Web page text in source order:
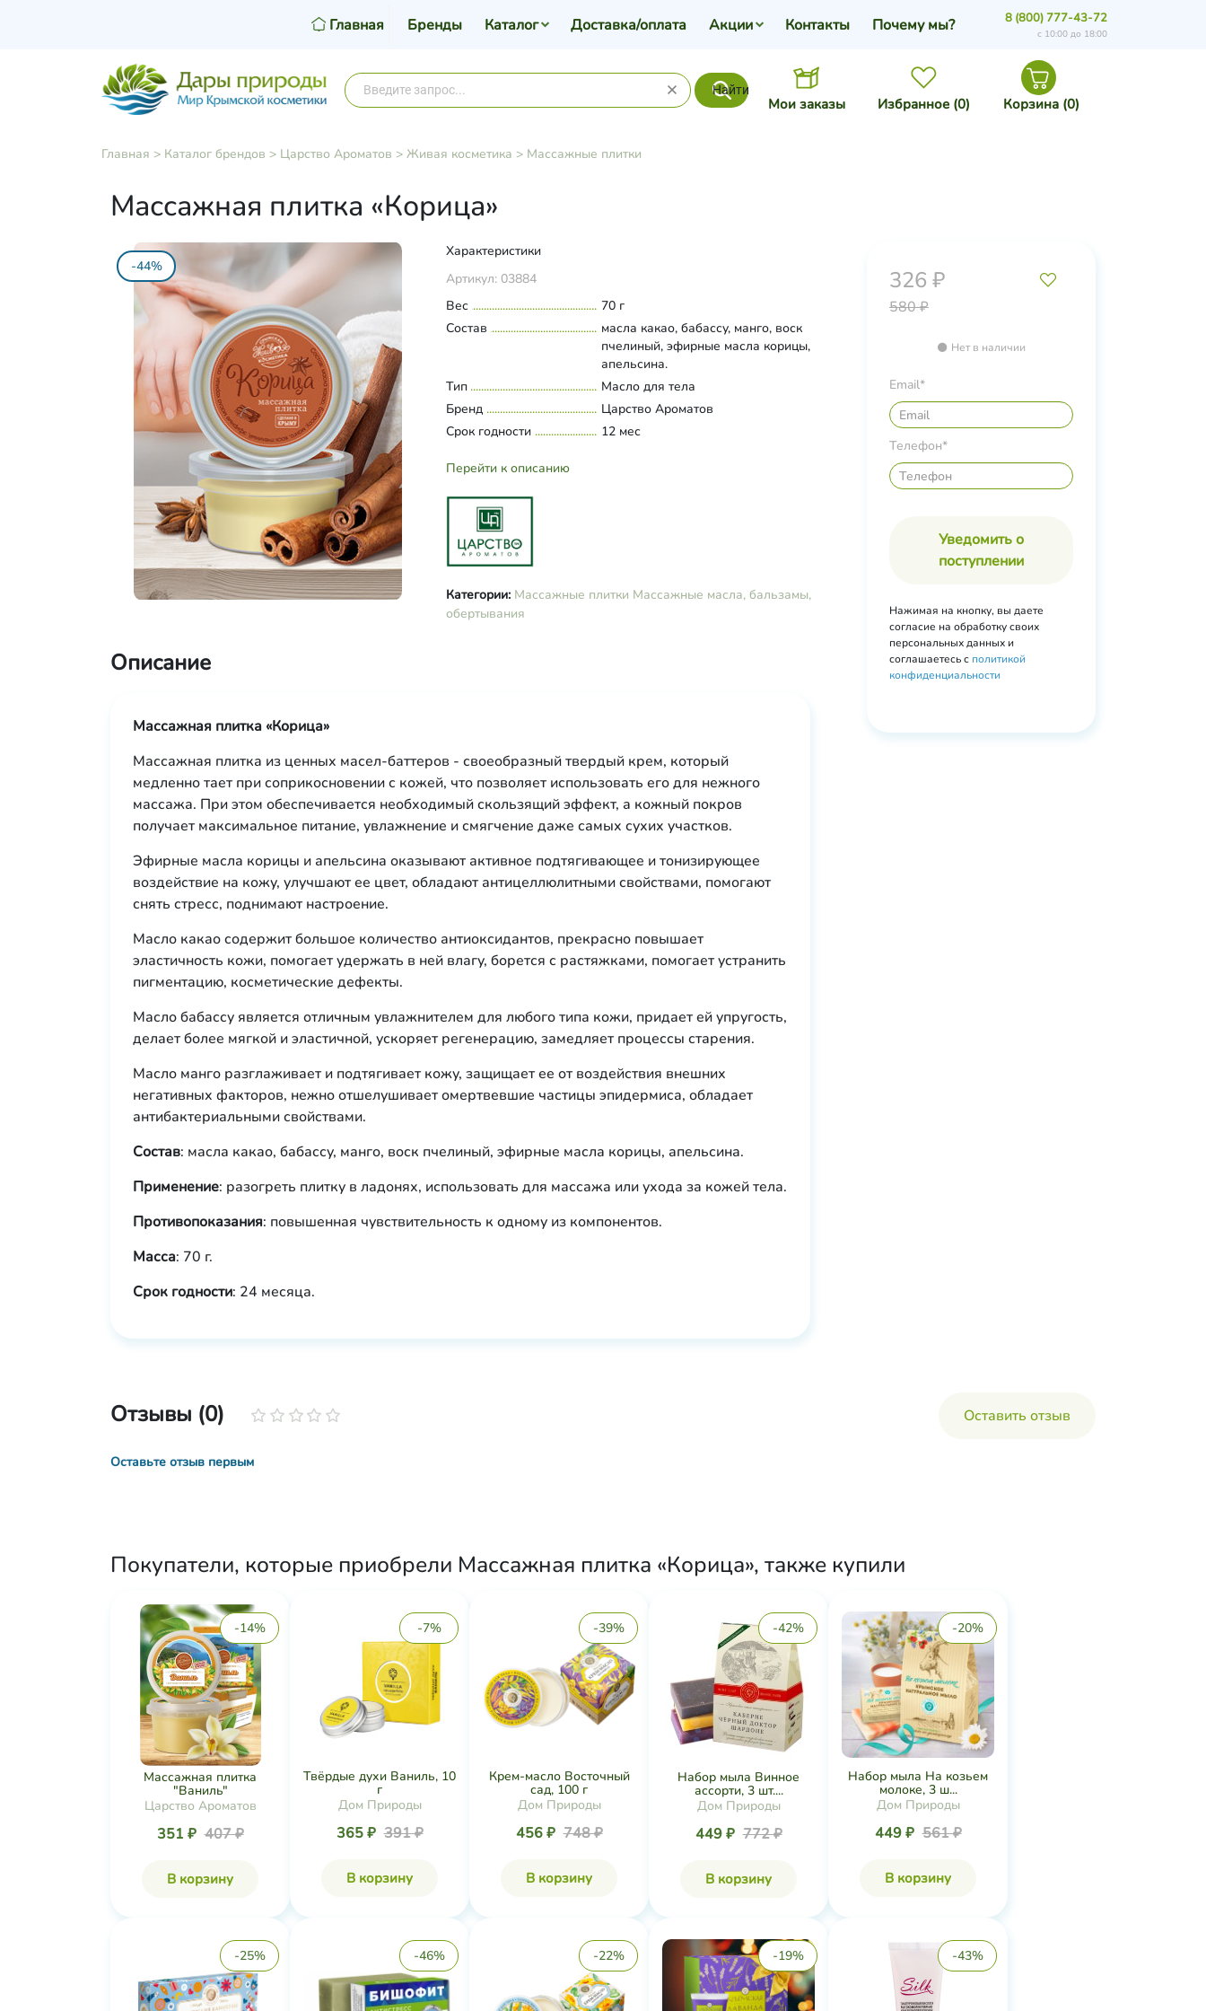
Найти
Мои заказы Избранное (0) Корзина (0)
Главная Бренды Каталог Доставка/оплата Акции Контакты Почему мы? 8 (800) 777-43-72
с 10:00 до 18:00
Главная > Каталог брендов > Царство Ароматов > Живая косметика > Массажные плитки
Массажная плитка «Корица»
-44%
Характеристики
Артикул: 03884
Вес
70 г
Состав
масла какао, бабассу, манго, воск
пчелиный, эфирные масла корицы,
апельсина.
Тип
Масло для тела
Бренд
Царство Ароматов
Срок годности
12 мес
Перейти к описанию
Категории: Массажные плитки Массажные масла, бальзамы,
обертывания
326 ₽
580 ₽
Нет в наличии
Email*
Телефон*
Уведомить о
поступлении
Нажимая на кнопку, вы даете
согласие на обработку своих
персональных данных и
соглашаетесь с политикой
конфиденциальности
Описание
Массажная плитка «Корица»
Массажная плитка из ценных масел-баттеров - своеобразный твердый крем, который
медленно тает при соприкосновении с кожей, что позволяет использовать его для нежного
массажа. При этом обеспечивается необходимый скользящий эффект, а кожный покров
получает максимальное питание, увлажнение и смягчение даже самых сухих участков.
Эфирные масла корицы и апельсина оказывают активное подтягивающее и тонизирующее
воздействие на кожу, улучшают ее цвет, обладают антицеллюлитными свойствами, помогают
снять стресс, поднимают настроение.
Масло какао содержит большое количество антиоксидантов, прекрасно повышает
эластичность кожи, помогает удержать в ней влагу, борется с растяжками, помогает устранить
пигментацию, косметические дефекты.
Масло бабассу является отличным увлажнителем для любого типа кожи, придает ей упругость,
делает более мягкой и эластичной, ускоряет регенерацию, замедляет процессы старения.
Масло манго разглаживает и подтягивает кожу, защищает ее от воздействия внешних
негативных факторов, нежно отшелушивает омертвевшие частицы эпидермиса, обладает
антибактериальными свойствами.
Состав: масла какао, бабассу, манго, воск пчелиный, эфирные масла корицы, апельсина.
Применение: разогреть плитку в ладонях, использовать для массажа или ухода за кожей тела.
Противопоказания: повышенная чувствительность к одному из компонентов.
Масса: 70 г.
Срок годности: 24 месяца.
Отзывы (0) Оставить отзыв
Оставьте отзыв первым
Покупатели, которые приобрели Массажная плитка «Корица», также купили
-14%
Массажная плитка
"Ваниль"
Царство Ароматов
351 ₽ 407 ₽
В корзину
-7%
Твёрдые духи Ваниль, 10
г
Дом Природы
365 ₽ 391 ₽
В корзину
-39%
Крем-масло Восточный
сад, 100 г
Дом Природы
456 ₽ 748 ₽
В корзину
-42%
Набор мыла Винное
ассорти, 3 шт....
Дом Природы
449 ₽ 772 ₽
В корзину
-20%
Набор мыла На козьем
молоке, 3 ш...
Дом Природы
449 ₽ 561 ₽
В корзину
-25% -46% -22% -19% -43%